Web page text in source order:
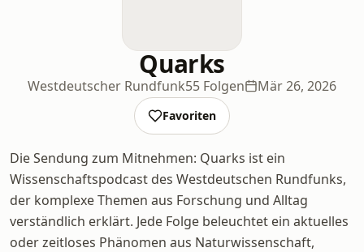
Quarks
Westdeutscher Rundfunk55 Folgen Mär 26, 2026
Favoriten
Die Sendung zum Mitnehmen: Quarks ist ein
Wissenschaftspodcast des Westdeutschen Rundfunks,
der komplexe Themen aus Forschung und Alltag
verständlich erklärt. Jede Folge beleuchtet ein aktuelles
oder zeitloses Phänomen aus Naturwissenschaft,